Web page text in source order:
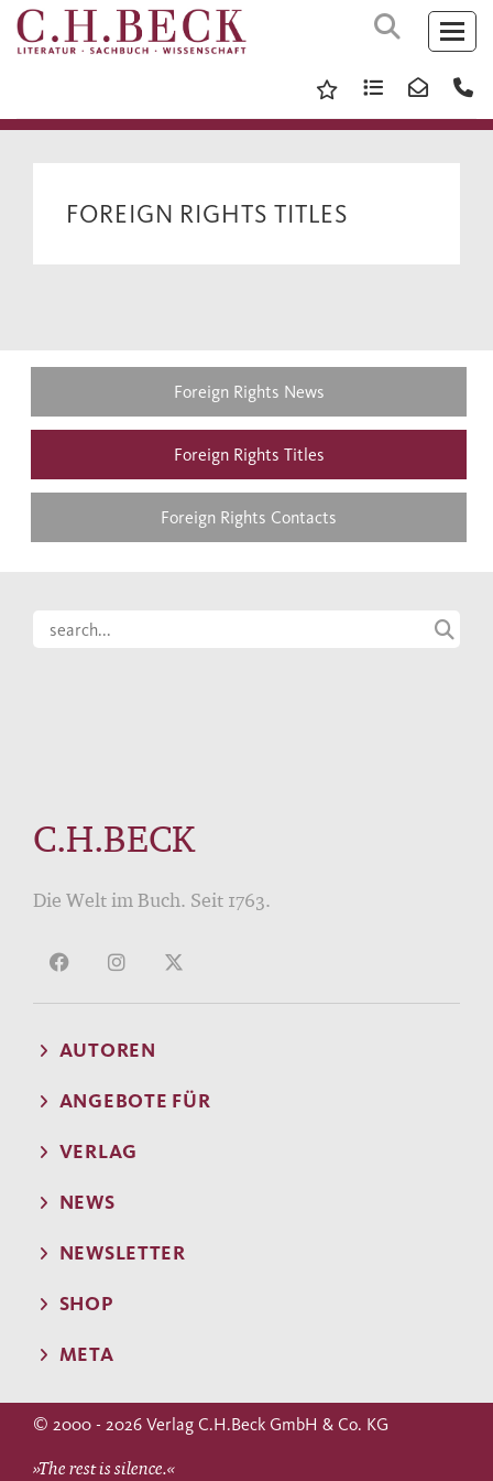
FOREIGN RIGHTS TITLES
Foreign Rights News
Foreign Rights Titles
Foreign Rights Contacts
C.H.BECK
Die Welt im Buch. Seit 1763.
AUTOREN
ANGEBOTE FÜR
VERLAG
NEWS
NEWSLETTER
SHOP
META
© 2000 - 2026 Verlag C.H.Beck GmbH & Co. KG
»The rest is silence.«